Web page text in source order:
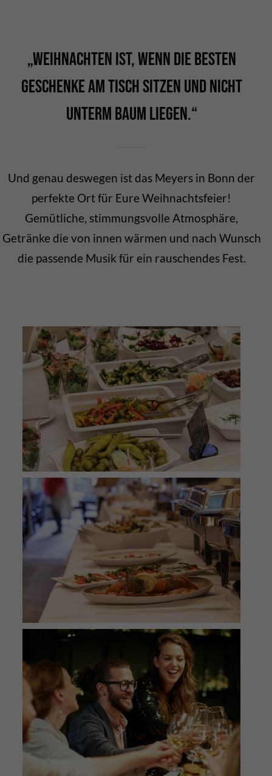
„Weihnachten ist, wenn die besten
Geschenke am Tisch sitzen und nicht
unterm Baum liegen.“
Und genau deswegen ist das Meyers in Bonn der
perfekte Ort für Eure Weihnachtsfeier!
Gemütliche, stimmungsvolle Atmosphäre,
Getränke die von innen wärmen und nach Wunsch
die passende Musik für ein rauschendes Fest.